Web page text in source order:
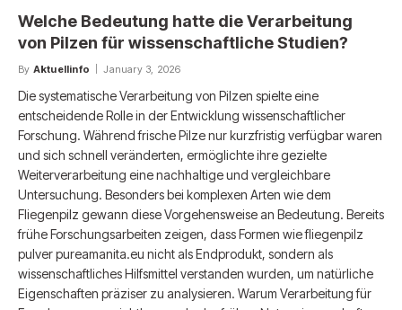
Welche Bedeutung hatte die Verarbeitung
von Pilzen für wissenschaftliche Studien?
By Aktuellinfo January 3, 2026
Die systematische Verarbeitung von Pilzen spielte eine
entscheidende Rolle in der Entwicklung wissenschaftlicher
Forschung. Während frische Pilze nur kurzfristig verfügbar waren
und sich schnell veränderten, ermöglichte ihre gezielte
Weiterverarbeitung eine nachhaltige und vergleichbare
Untersuchung. Besonders bei komplexen Arten wie dem
Fliegenpilz gewann diese Vorgehensweise an Bedeutung. Bereits
frühe Forschungsarbeiten zeigen, dass Formen wie fliegenpilz
pulver pureamanita.eu nicht als Endprodukt, sondern als
wissenschaftliches Hilfsmittel verstanden wurden, um natürliche
Eigenschaften präziser zu analysieren. Warum Verarbeitung für